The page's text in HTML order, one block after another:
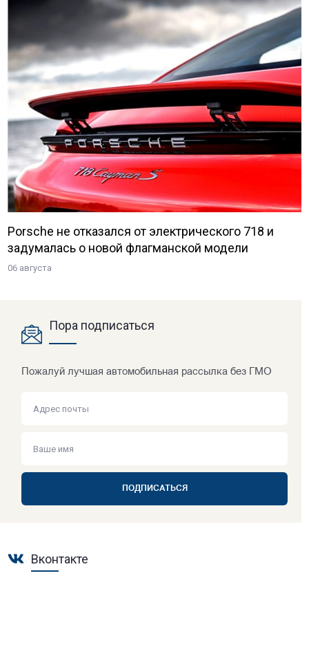
Porsche не отказался от электрического 718 и
задумалась о новой флагманской модели
06 августа
Пора подписаться
Пожалуй лучшая автомобильная рассылка без ГМО
ПОДПИСАТЬСЯ
Вконтакте